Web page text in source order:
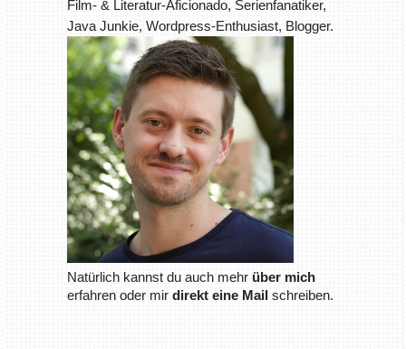
Natürlich kannst du auch mehr
über mich
erfahren oder mirdirekt eine Mailschreiben.
WO ICH SONST SO BIN: